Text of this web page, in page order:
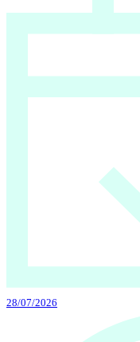
28/07/2026